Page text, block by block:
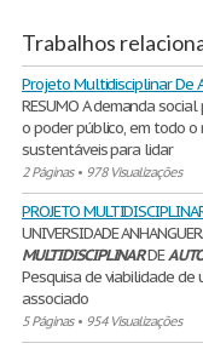
Trabalhos
Projeto Multidisciplinar De
RESUMO A demanda
o poder público, em todo
sustentáveis para lidar
2 Páginas• 978 Visualizações
PROJETO
UNIVERSIDADE
MULTIDISCIPLINARDE
Pesquisa de viabilidade
associado
5 Páginas• 954 Visualizações